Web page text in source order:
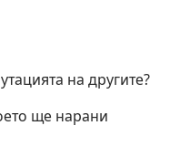
на другите?
ще нарани